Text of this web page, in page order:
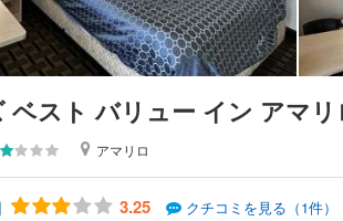
ベスト バリュー イン アマ
アマリロ
3.25 クチコミを見る（1件）